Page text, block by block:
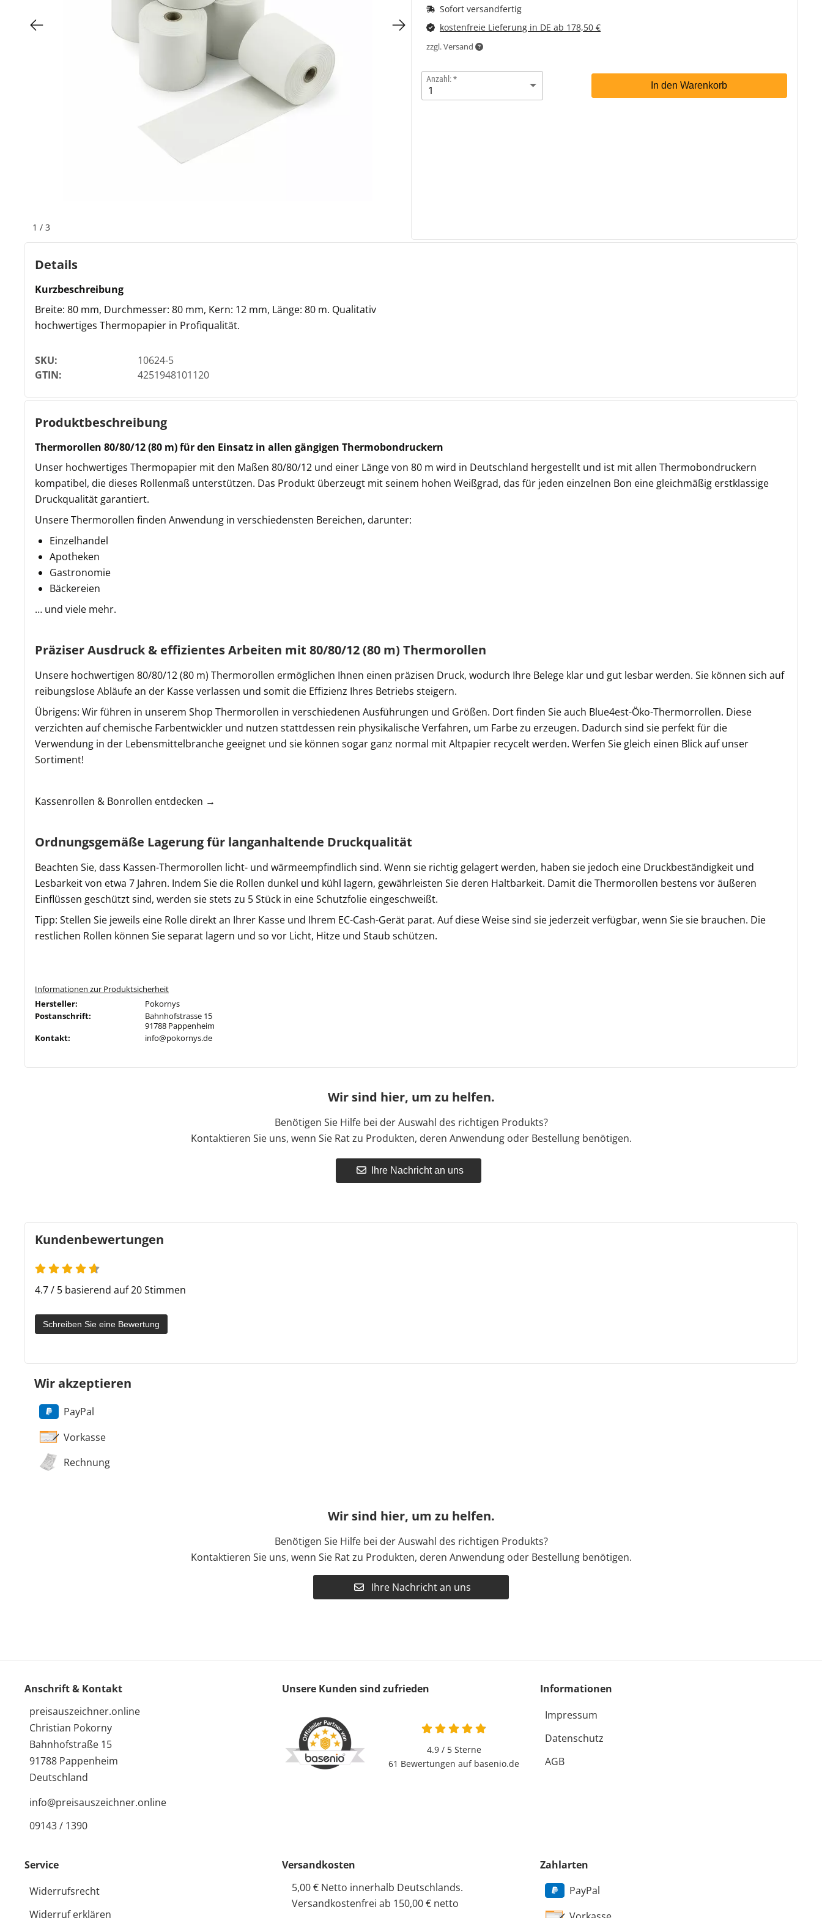
1 / 3
Sofort versandfertig
kostenfreie Lieferung in DE ab 178,50 €
zzgl. Versand
Anzahl:
In den Warenkorb
Details
Kurzbeschreibung
Breite: 80 mm, Durchmesser: 80 mm, Kern: 12 mm, Länge: 80 m. Qualitativ
hochwertiges Thermopapier in Profiqualität.
SKU:
10624-5
GTIN:
4251948101120
Produktbeschreibung
Thermorollen 80/80/12 (80 m) für den Einsatz in allen gängigen Thermobondruckern
Unser hochwertiges Thermopapier mit den Maßen 80/80/12 und einer Länge von 80 m wird in Deutschland hergestellt und ist mit allen Thermobondruckern
kompatibel, die dieses Rollenmaß unterstützen. Das Produkt überzeugt mit seinem hohen Weißgrad, das für jeden einzelnen Bon eine gleichmäßig erstklassige
Druckqualität garantiert.
Unsere Thermorollen finden Anwendung in verschiedensten Bereichen, darunter:
Einzelhandel
Apotheken
Gastronomie
Bäckereien
… und viele mehr.
Präziser Ausdruck & effizientes Arbeiten mit 80/80/12 (80 m) Thermorollen
Unsere hochwertigen 80/80/12 (80 m) Thermorollen ermöglichen Ihnen einen präzisen Druck, wodurch Ihre Belege klar und gut lesbar werden. Sie können sich auf
reibungslose Abläufe an der Kasse verlassen und somit die Effizienz Ihres Betriebs steigern.
Übrigens: Wir führen in unserem Shop Thermorollen in verschiedenen Ausführungen und Größen. Dort finden Sie auch Blue4est-Öko-Thermorrollen. Diese
verzichten auf chemische Farbentwickler und nutzen stattdessen rein physikalische Verfahren, um Farbe zu erzeugen. Dadurch sind sie perfekt für die
Verwendung in der Lebensmittelbranche geeignet und sie können sogar ganz normal mit Altpapier recycelt werden. Werfen Sie gleich einen Blick auf unser
Sortiment!
Kassenrollen & Bonrollen entdecken →
Ordnungsgemäße Lagerung für langanhaltende Druckqualität
Beachten Sie, dass Kassen-Thermorollen licht- und wärmeempfindlich sind. Wenn sie richtig gelagert werden, haben sie jedoch eine Druckbeständigkeit und
Lesbarkeit von etwa 7 Jahren. Indem Sie die Rollen dunkel und kühl lagern, gewährleisten Sie deren Haltbarkeit. Damit die Thermorollen bestens vor äußeren
Einflüssen geschützt sind, werden sie stets zu 5 Stück in eine Schutzfolie eingeschweißt.
Tipp: Stellen Sie jeweils eine Rolle direkt an Ihrer Kasse und Ihrem EC-Cash-Gerät parat. Auf diese Weise sind sie jederzeit verfügbar, wenn Sie sie brauchen. Die
restlichen Rollen können Sie separat lagern und so vor Licht, Hitze und Staub schützen.
Informationen zur Produktsicherheit
Hersteller:
Pokornys
Postanschrift:
Bahnhofstrasse 15
91788 Pappenheim
Kontakt:
info@pokornys.de
Wir sind hier, um zu helfen.
Benötigen Sie Hilfe bei der Auswahl des richtigen Produkts?
Kontaktieren Sie uns, wenn Sie Rat zu Produkten, deren Anwendung oder Bestellung benötigen.
Ihre Nachricht an uns
Kundenbewertungen
4.7 von 5
4.7 / 5 basierend auf 20 Stimmen
Schreiben Sie eine Bewertung
Wir akzeptieren
PayPal
Vorkasse
Rechnung
Wir sind hier, um zu helfen.
Benötigen Sie Hilfe bei der Auswahl des richtigen Produkts?
Kontaktieren Sie uns, wenn Sie Rat zu Produkten, deren Anwendung oder Bestellung benötigen.
Ihre Nachricht an uns
Anschrift & Kontakt
preisauszeichner.online
Christian Pokorny
Bahnhofstraße 15
91788 Pappenheim
Deutschland
info@preisauszeichner.online
09143 / 1390
Unsere Kunden sind zufrieden
4.9 von 5
4.9 / 5Sterne
61 Bewertungen auf basenio.de
Informationen
Impressum
Datenschutz
AGB
Service
Widerrufsrecht
Widerruf erklären
Versandkosten
5,00 € Netto innerhalb Deutschlands.
Versandkostenfrei ab 150,00 € netto
Zahlarten
PayPal
Bogeti Etiketten